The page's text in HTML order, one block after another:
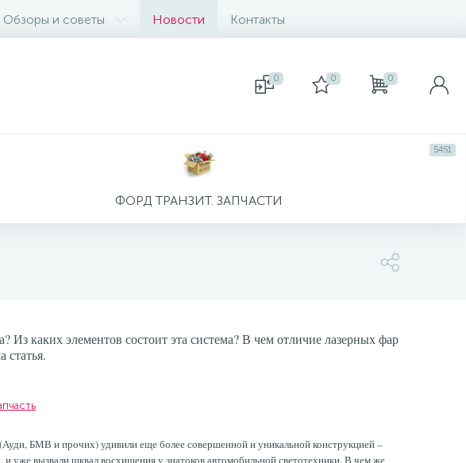
Обзоры и советы Новости Контакты
0 0 0
ФОРД ТРАНЗИТ. ЗАПЧАСТИ
5451
каких элементов состоит эта система? В чем отличие лазерных фар
статья.
БМВ и прочих) удивили еще более совершенной и уникальной конструкцией –
уже вызвали шквал восхищения у знатоков автомобильной светотехники. В чем же